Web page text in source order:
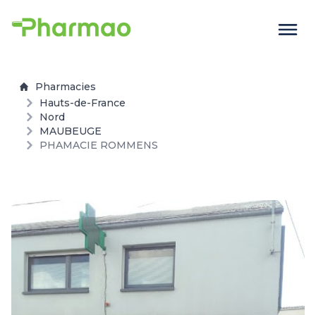
Pharmacies
Hauts-de-France
Nord
MAUBEUGE
PHAMACIE ROMMENS